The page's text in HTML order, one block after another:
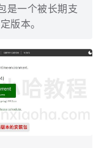
是一个被长期支
版本。